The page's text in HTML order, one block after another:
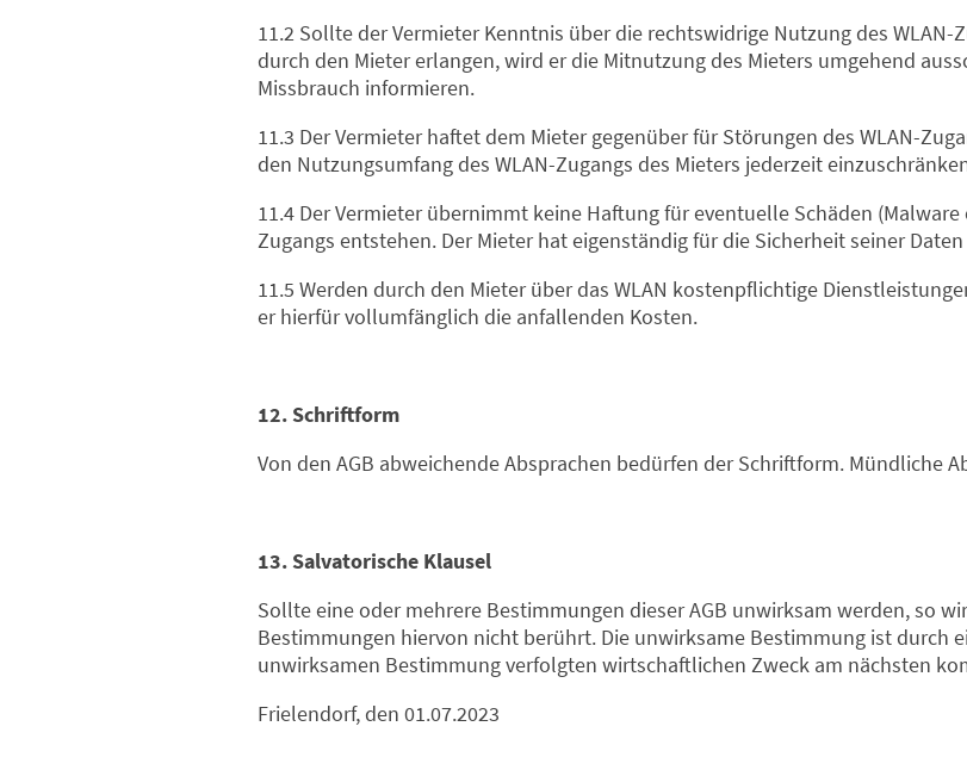
11.2 Sollte der Vermieter Kenntnis über die rechtswidrige Nutzung des WLAN-
durch den Mieter erlangen, wird er die Mitnutzung des Mieters umgehend
Missbrauch informieren.
11.3 Der Vermieter haftet dem Mieter gegenüber für Störungen des WLAN-
den Nutzungsumfang des WLAN-Zugangs des Mieters jederzeit
11.4 Der Vermieter übernimmt keine Haftung für eventuelle Schäden
Zugangs entstehen. Der Mieter hat eigenständig für die Sicherheit seiner
11.5 Werden durch den Mieter über das WLAN kostenpflichtige
er hierfür vollumfänglich die anfallenden Kosten.
12. Schriftform
Von den AGB abweichende Absprachen bedürfen der Schriftform. Mündliche
13. Salvatorische Klausel
Sollte eine oder mehrere Bestimmungen dieser AGB unwirksam werden, so
Bestimmungen hiervon nicht berührt. Die unwirksame Bestimmung ist durch
unwirksamen Bestimmung verfolgten wirtschaftlichen Zweck am nächsten
Frielendorf, den 01.07.2023